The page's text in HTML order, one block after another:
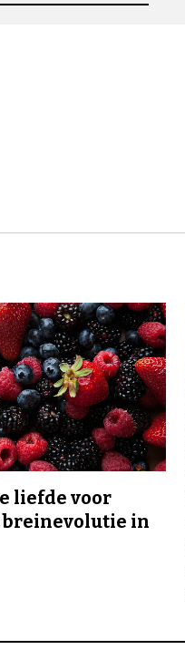
liefde voor
breinevolutie in